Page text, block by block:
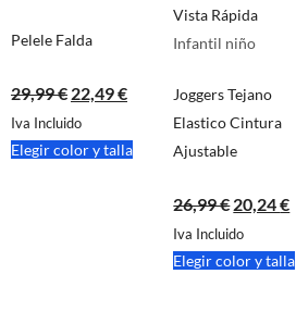
Pelele Falda
29,99€ 22,49€
Iva Incluido
Elegir color y talla
Vista Rápida
Infantil niño
Joggers Tejano
Elastico Cintura
Ajustable
26,99€20,24€
Iva Incluido
Elegir color y talla